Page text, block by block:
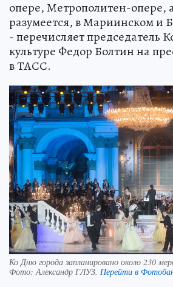
опере, Метрополитен-опере,
разумеется, в Мариинском и
- перечисляет председатель
культуре Федор Болтин на
в ТАСС.
Ко Дню города запланировано около 230
Фото:Александр ГЛУЗ. Перейти в